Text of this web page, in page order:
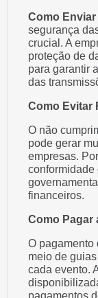
Como
segurança
crucial. A
proteção de
para garantir
das
Como Evitar
O não
pode gerar
empresas.
conformidade
financeiros.
Como Pagar
O pagamento
meio de
cada evento.